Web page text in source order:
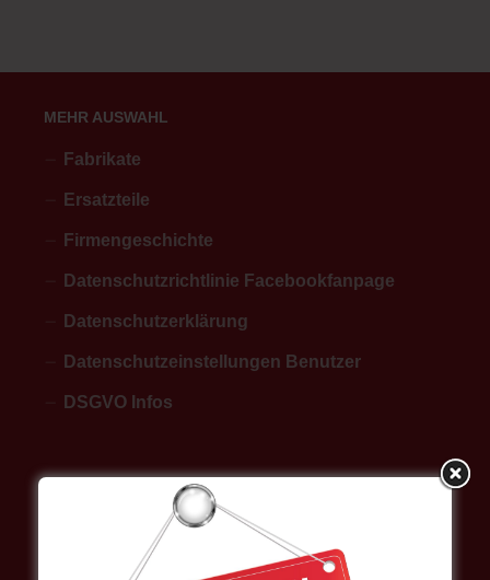
MEHR AUSWAHL
Fabrikate
Ersatzteile
Firmengeschichte
Datenschutzrichtlinie Facebookfanpage
Datenschutzerklärung
Datenschutzeinstellungen Benutzer
DSGVO Infos
BEITRAGSARCHIV